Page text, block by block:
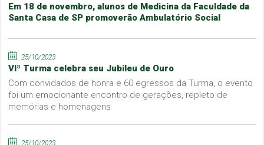
Em 18 de novembro, alunos de Medicina da Faculdade da
Santa Casa de SP promoverão Ambulatório Social
25/10/2023
VIª Turma celebra seu Jubileu de Ouro
Com convidados de honra e 60 egressos da Turma, o evento
foi um emocionante encontro de gerações, repleto de
memórias e homenagens
25/10/2023